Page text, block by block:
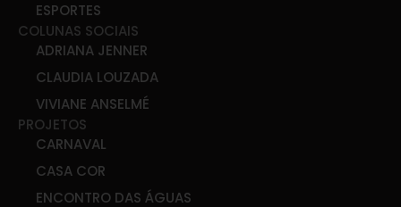
ESPORTES
COLUNAS SOCIAIS
ADRIANA JENNER
CLAUDIA LOUZADA
VIVIANE ANSELMÉ
PROJETOS
CARNAVAL
CASA COR
ENCONTRO DAS ÁGUAS